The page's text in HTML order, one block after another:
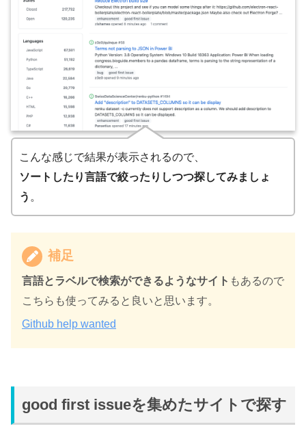
こんな感じで結果が表示されるので、
ソートしたり言語で絞ったりしつつ探してみましょ
う 。
補足
言語とラベルで検索ができるようなサイト もあるので
こちらも使ってみると良いと思います。
Github help wanted
good first issueを集めたサイトで探す